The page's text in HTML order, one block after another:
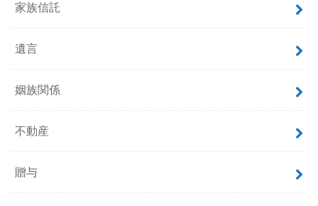
家族信託
遺言
姻族関係
不動産
贈与